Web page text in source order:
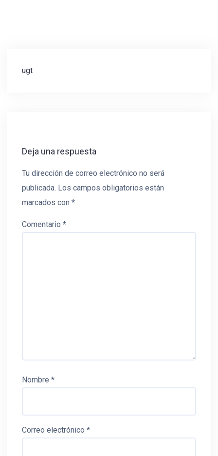
Navegación
ugt
Deja una respuesta
Tu dirección de correo electrónico no será
publicada. Los campos obligatorios están
marcados con *
Comentario *
Nombre *
Correo electrónico *